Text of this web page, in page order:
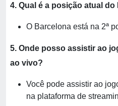
4. Qual é a posição atual
O Barcelona está na 2ª
5. Onde posso assistir ao
ao vivo?
Você pode assistir ao
na plataforma de